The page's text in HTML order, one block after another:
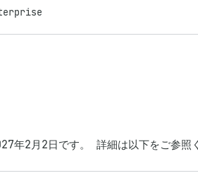
年2月2日です。 詳細は以下を